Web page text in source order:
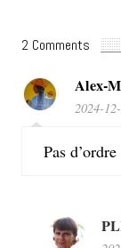
2 Comments
Alex-
2024-
Pas